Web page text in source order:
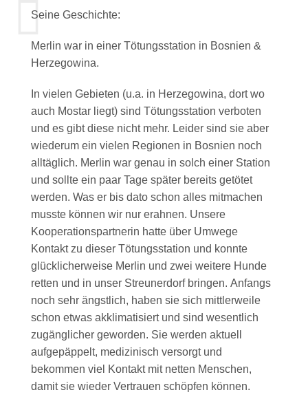
Seine Geschichte:
Merlin war in einer Tötungsstation in Bosnien &
Herzegowina.
In vielen Gebieten (u.a. in Herzegowina, dort wo
auch Mostar liegt) sind Tötungsstation verboten
und es gibt diese nicht mehr. Leider sind sie aber
wiederum ein vielen Regionen in Bosnien noch
alltäglich. Merlin war genau in solch einer Station
und sollte ein paar Tage später bereits getötet
werden. Was er bis dato schon alles mitmachen
musste können wir nur erahnen. Unsere
Kooperationspartnerin hatte über Umwege
Kontakt zu dieser Tötungsstation und konnte
glücklicherweise Merlin und zwei weitere Hunde
retten und in unser Streunerdorf bringen. Anfangs
noch sehr ängstlich, haben sie sich mittlerweile
schon etwas akklimatisiert und sind wesentlich
zugänglicher geworden. Sie werden aktuell
aufgepäppelt, medizinisch versorgt und
bekommen viel Kontakt mit netten Menschen,
damit sie wieder Vertrauen schöpfen können.